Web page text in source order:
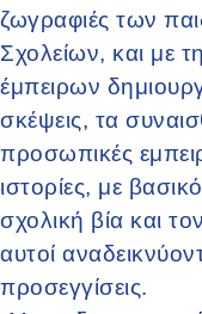
ζωγραφιές των
Σχολείων, και με
έμπειρων
σκέψεις, τα
προσωπικές
ιστορίες, με
σχολική βία και
αυτοί
προσεγγίσεις.